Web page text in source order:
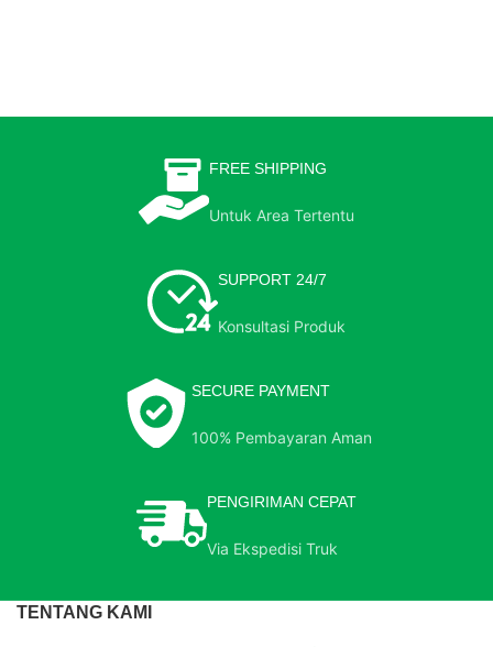
FREE SHIPPING
Untuk Area Tertentu
SUPPORT 24/7
Konsultasi Produk
SECURE PAYMENT
100% Pembayaran Aman
PENGIRIMAN CEPAT
Via Ekspedisi Truk
TENTANG KAMI